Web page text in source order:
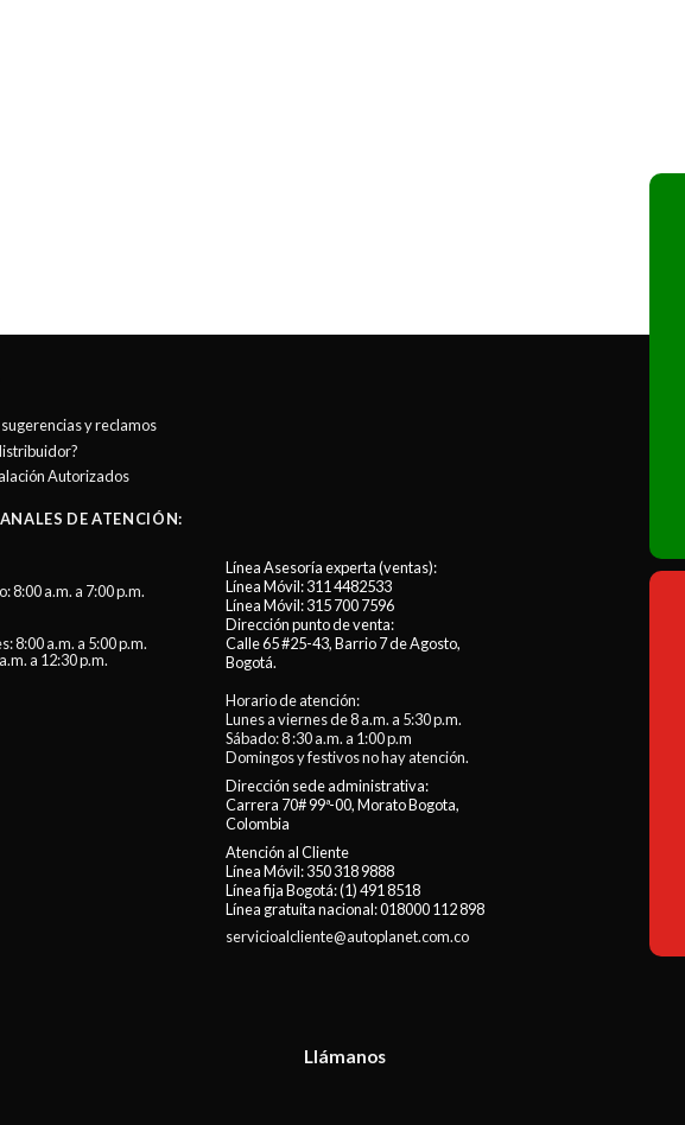
y reclamos
Autorizados
DE ATENCIÓN:
8:00 a.m. a 7:00 p.m.
8:00 a.m. a 5:00 p.m.
a 12:30 p.m.
Línea Asesoría experta (ventas):
Línea Móvil:311 4482533
Línea Móvil:315 700 7596
Dirección punto de venta:
Calle 65 #25-43, Barrio 7 de Agosto,
Bogotá.
Horario de atención:
Lunes a viernes de 8 a.m. a 5:30 p.m.
Sábado: 8 :30 a.m. a 1:00 p.m
Domingos y festivos no hay atención.
Dirección sede administrativa:
Carrera 70# 99ª-00, Morato Bogota,
Colombia
Atención al Cliente
Línea Móvil:350 318 9888
Línea fija Bogotá:(1) 491 8518
Línea gratuita nacional:018000 112 898
servicioalcliente@autoplanet.com.co
Llámanos